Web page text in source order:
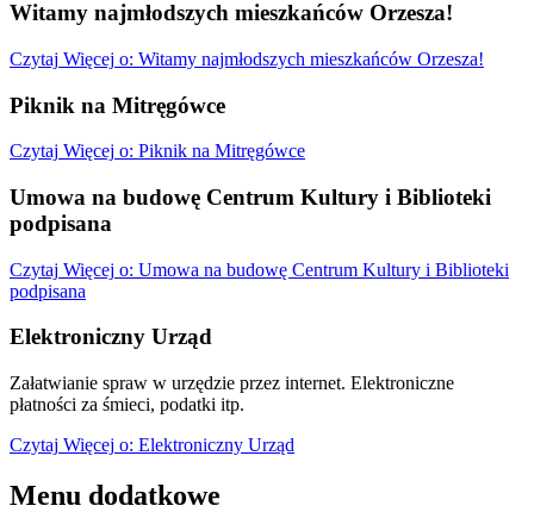
Witamy najmłodszych mieszkańców Orzesza!
Czytaj Więcej o: Witamy najmłodszych mieszkańców Orzesza!
Piknik na Mitręgówce
Czytaj Więcej o: Piknik na Mitręgówce
Umowa na budowę Centrum Kultury i Biblioteki
podpisana
Czytaj Więcej o: Umowa na budowę Centrum Kultury i Biblioteki
podpisana
Elektroniczny Urząd
Załatwianie spraw w urzędzie przez internet. Elektroniczne
płatności za śmieci, podatki itp.
Czytaj Więcej o: Elektroniczny Urząd
Menu dodatkowe